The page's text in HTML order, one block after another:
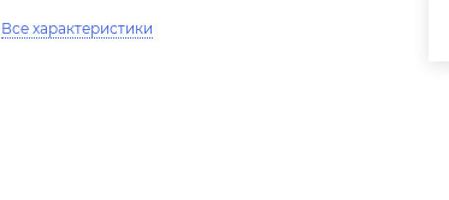
Все характеристики